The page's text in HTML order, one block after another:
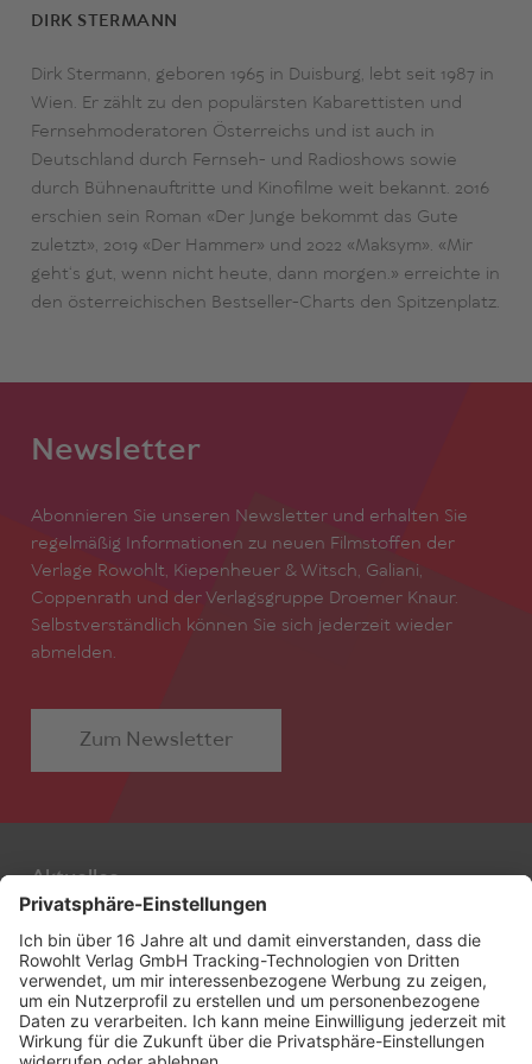
DIRK STERMANN
Dirk Stermann, geboren 1965 in Duisburg, lebt seit 1987 in
Wien. Er zählt zu den populärsten Kabarettisten und
Fernsehmoderatoren Österreichs und ist auch in
Deutschland durch Fernseh- und Radioshows sowie
durch Bühnenauftritte und Kinofilme weit bekannt. 2016
erschien sein Roman «Der Junge bekommt das Gute
zuletzt», 2019 «Der Hammer» und 2022 «Maksym». «Mir
geht‘s gut, wenn nicht heute, dann morgen.» erreichte in
den österreichischen Bestseller-Charts den Spitzenplatz.
Newsletter
Abonnieren Sie unseren Newsletter und erhalten Sie
regelmäßig Informationen zu neuen Filmstoffen der
Verlage Rowohlt, Kiepenheuer & Witsch, Galiani,
Coppenrath und der Verlagsgruppe Droemer Knaur.
Selbstverständlich können Sie sich jederzeit wieder
abmelden.
Zum Newsletter
Aktuelles
Autor:innen
Filmstoffe
Alle Stoffe